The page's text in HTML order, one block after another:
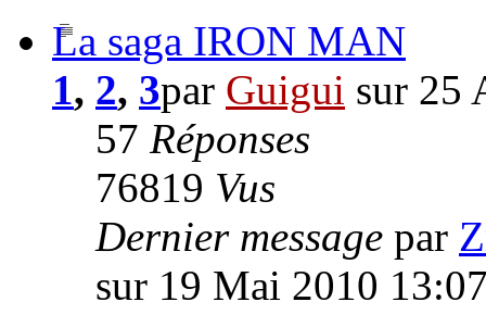
La saga IRON MAN
1, 2, 3par Guigui sur 25
57 Réponses
76819 Vus
Dernier message par
sur 19 Mai 2010